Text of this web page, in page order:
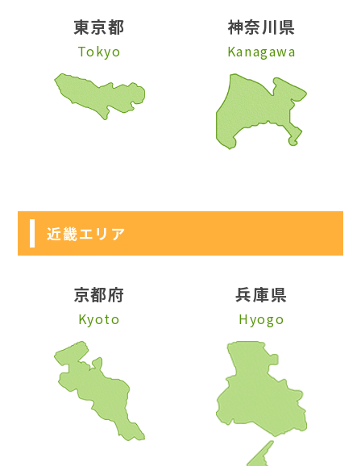
東京都
Tokyo
神奈川県
Kanagawa
近畿エリア
京都府
Kyoto
兵庫県
Hyogo